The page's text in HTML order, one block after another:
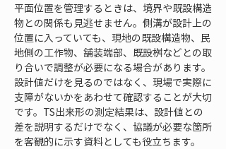
平面位置を管理するときは、境界や既設構造
物との関係も見逃せません。側溝が設計上の
位置に入っていても、現地の既設構造物、民
地側の工作物、舗装端部、既設桝などとの取
り合いで調整が必要になる場合があります。
設計値だけを見るのではなく、現場で実際に
支障がないかをあわせて確認することが大切
です。TS出来形の測定結果は、設計値との
差を説明するだけでなく、協議が必要な箇所
を客観的に示す資料としても役立ちます。